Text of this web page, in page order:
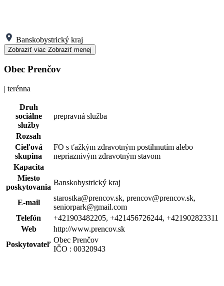
Banskobystrický kraj
Zobraziť viac Zobraziť menej
Obec Prenčov
| terénna
Druh
sociálne
služby
prepravná služba
Rozsah
Cieľová
skupina
FO s ťažkým zdravotným postihnutím alebo
nepriaznivým zdravotným stavom
Kapacita
Miesto
poskytovania
Banskobystrický kraj
E-mail
starostka@prencov.sk, prencov@prencov.sk,
seniorpark@gmail.com
Telefón
+421903482205, +421456726244, +421902823311
Web
http://www.prencov.sk
Poskytovateľ
Obec Prenčov
IČO : 00320943